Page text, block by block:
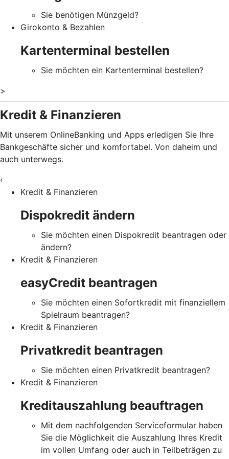
Sie benötigen Münzgeld?
Girokonto & Bezahlen
Kartenterminal bestellen
Sie möchten ein Kartenterminal bestellen?
>
Kredit & Finanzieren
Mit unserem OnlineBanking und Apps erledigen Sie Ihre
Bankgeschäfte sicher und komfortabel. Von daheim und
auch unterwegs.
‹
Kredit & Finanzieren
Dispokredit ändern
Sie möchten einen Dispokredit beantragen oder
ändern?
Kredit & Finanzieren
easyCredit beantragen
Sie möchten einen Sofortkredit mit finanziellem
Spielraum beantragen?
Kredit & Finanzieren
Privatkredit beantragen
Sie möchten einen Privatkredit beantragen?
Kredit & Finanzieren
Kreditauszahlung beauftragen
Mit dem nachfolgenden Serviceformular haben
Sie die Möglichkeit die Auszahlung Ihres Kredit
im vollen Umfang oder auch in Teilbeträgen zu